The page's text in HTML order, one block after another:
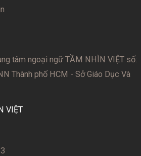
tâm ngoại ngữ TẦM NHÌN VIỆT số:
Thành phố HCM - Sở Giáo Dục Và
VIỆT